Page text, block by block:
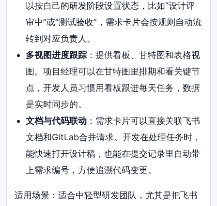
以按自己的研发阶段设置状态，比如“设计评
审中”或“测试验收”，需求卡片会按规则自动流
转到对应负责人。
多视图进度跟踪：提供看板、甘特图和表格视
图。项目经理可以在甘特图里排期和看关键节
点，开发人员习惯用看板跟进每天任务，数据
是实时同步的。
文档与代码联动：需求卡片可以直接关联飞书
文档和GitLab合并请求。开发在处理任务时，
能快速打开设计稿，也能在提交记录里自动带
上需求编号，方便追溯代码变更。
适用场景：适合中轻型研发团队，尤其是把飞书